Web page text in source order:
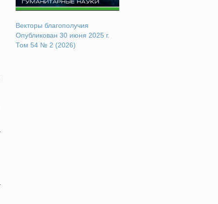
Векторы благополучия
Опубликован 30 июня 2025 г.
Том 54 № 2 (2026)